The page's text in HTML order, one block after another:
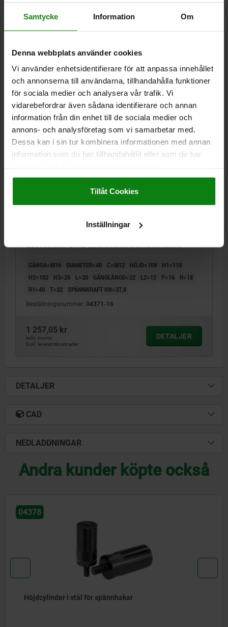
Samtycke Information Om
Denna webbplats använder cookies
Vi använder enhetsidentifierare för att anpassa innehållet
och annonserna till användarna, tillhandahålla funktioner
för sociala medier och analysera vår trafik. Vi
vidarebefordrar även sådana identifierare och annan
information från din enhet till de sociala medier och
annons- och analysföretag som vi samarbetar med.
Dessa kan i sin tur kombinera informationen med annan
information som du har tillhandahållit eller som de har
Impressum|Dataskydd|AGB
Tillåt Cookies
Inställningar
SEGHÄRDAT STÅL SEGHÄRDAT OCH BRUNERAT
H3=16 L=17 GÄNGLÄNGD=18 L2=12 P=12
T=27
SPÄNNKRAFT KN=20,2
Beställningsnummer:04371-12
1 181,96 kr
Exkl. leveranskostnader
04371
SEGHÄRDAT STÅL SEGHÄRDAT OCH BRUNERAT
GÄNGA=M16 DIAMETER=40 C=M12 HÖJD=109
H1=118
H2=102
H3=20 L=20 GÄNGLÄNGD=22 L2=12 P=16
R=18
R1=40 T=32 SPÄNNKRAFT KN=37,8
Beställningsnummer: 04371-16
1 257,05 kr
exkl. moms
Exkl. leveranskostnader
DETALJER
DETALJER
CAD
NEDLADDNINGAR
Andra kunder köpte också
04378
Höjdcylinder i stål för spännhakar